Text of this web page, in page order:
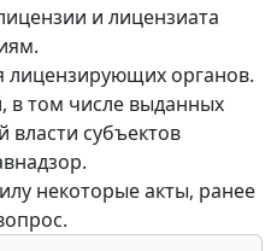
и лицензиата
лицензирующих органов.
в том числе выданных
власти субъектов
некоторые акты, ранее